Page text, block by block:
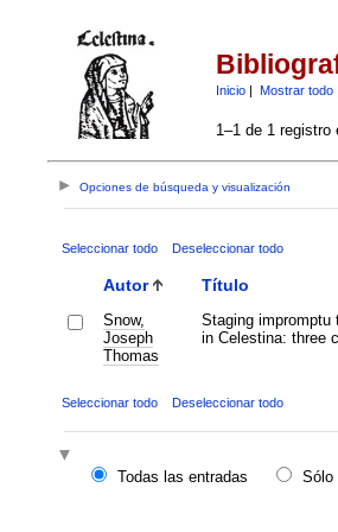
Inicio| Mostrar todo
1–1 de 1 registro
Opciones de búsqueda y visualización
Seleccionar todo Deseleccionar todo
Autor Título
Snow,
Joseph
Thomas
Staging impromptu
in Celestina: three
Seleccionar todo Deseleccionar todo
Todas las entradas
Sólo